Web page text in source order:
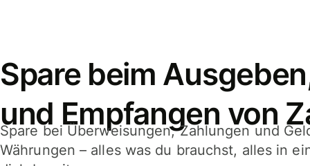
Spare beim
und Empfangen von
Spare bei Überweisungen, Zahlungen und
Währungen – alles was du brauchst, alles in